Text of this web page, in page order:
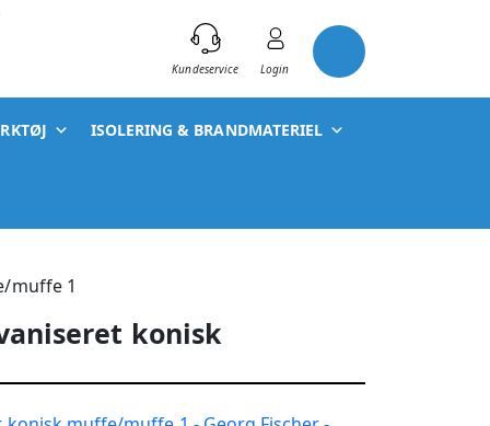
Kundeservice Login
ISOLERING & BRANDMATERIEL
muffe 1
konisk